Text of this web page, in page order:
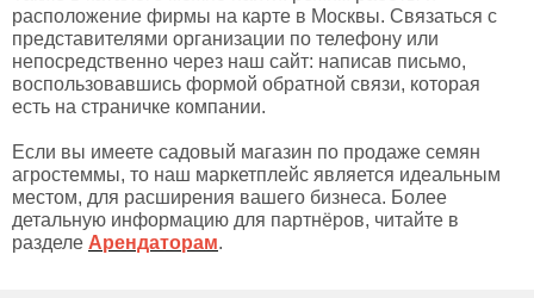
расположение фирмы на карте в Москвы. Связаться с
представителями организации по телефону или
непосредственно через наш сайт: написав письмо,
воспользовавшись формой обратной связи, которая
есть на страничке компании.
Если вы имеете садовый магазин по продаже семян
агростеммы, то наш маркетплейс является идеальным
местом, для расширения вашего бизнеса. Более
детальную информацию для партнёров, читайте в
разделе Арендаторам.